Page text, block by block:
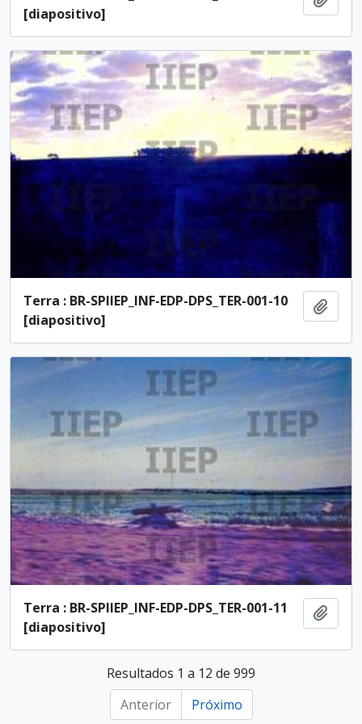
[diapositivo]
Terra : BR-SPIIEP_INF-EDP-DPS_TER-001-10
[diapositivo]
Terra : BR-SPIIEP_INF-EDP-DPS_TER-001-11
[diapositivo]
Resultados 1 a 12 de 999
Anterior
Próximo